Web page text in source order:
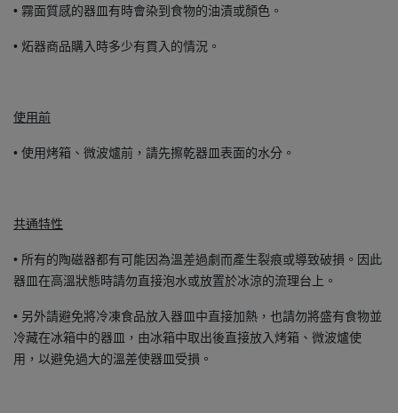
• 霧面質感的器皿有時會染到食物的油漬或顏色。
• 炻器商品購入時多少有貫入的情況。
使用前
• 使用烤箱、微波爐前，請先擦乾器皿表面的水分。
共通特性
• 所有的陶磁器都有可能因為溫差過劇而產生裂痕或導致破損。因此
器皿在高溫狀態時請勿直接泡水或放置於冰涼的流理台上。
• 另外請避免將冷凍食品放入器皿中直接加熱，也請勿將盛有食物並
冷藏在冰箱中的器皿，由冰箱中取出後直接放入烤箱、微波爐使
用，以避免過大的溫差使器皿受損。